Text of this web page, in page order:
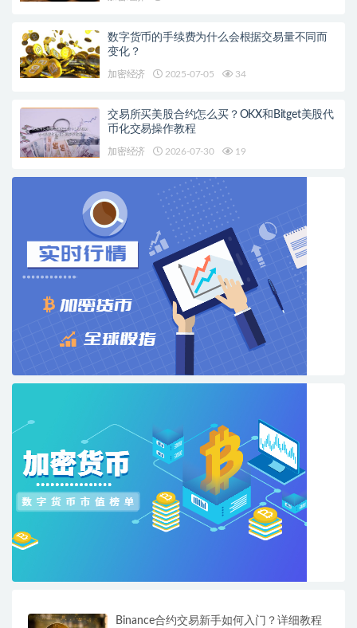
数字货币的手续费为什么会根据交易量不同而
变化？
加密经济 2025-07-05 34
交易所买美股合约怎么买？OKX和Bitget美股代
币化交易操作教程
加密经济 2026-07-30 19
Binance合约交易新手如何入门？详细教程